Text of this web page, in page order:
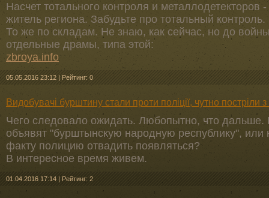
Насчет тотального контроля и
житель региона. Забудьте про тотальный контроль.
То же по складам. Не знаю, как сейчас, но до
отдельные драмы, типа этой:
zbroya.info
05.05.2016 23:12 | Рейтинг: 0
Видобувачі бурштину стали проти поліції, чутно постріли
Чего следовало ожидать. Любопытно, что дальше.
объявят "бурштынскую народную республику", или
факту полицию отвадить появляться?
В интересное время живем.
01.04.2016 17:14 | Рейтинг: 2